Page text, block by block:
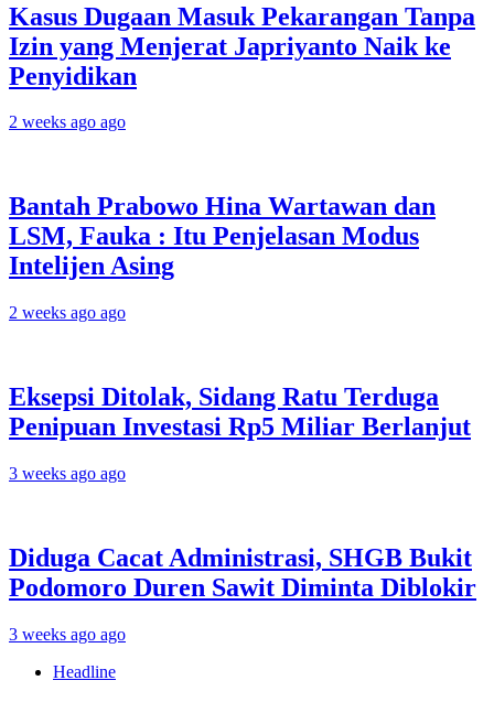
Kasus Dugaan Masuk Pekarangan Tanpa
Izin yang Menjerat Japriyanto Naik ke
Penyidikan
2 weeks ago ago
Bantah Prabowo Hina Wartawan dan
LSM, Fauka : Itu Penjelasan Modus
Intelijen Asing
2 weeks ago ago
Eksepsi Ditolak, Sidang Ratu Terduga
Penipuan Investasi Rp5 Miliar Berlanjut
3 weeks ago ago
Diduga Cacat Administrasi, SHGB Bukit
Podomoro Duren Sawit Diminta Diblokir
3 weeks ago ago
Headline